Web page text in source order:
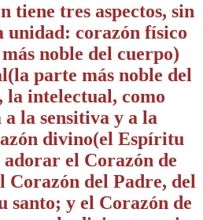
tiene tres aspectos, sin
unidad: corazón físico
noble del cuerpo)
parte más noble del
la intelectual, como
la sensitiva y a la
divino(el Espíritu
adorar el Corazón de
Corazón del Padre, del
y el Corazón de